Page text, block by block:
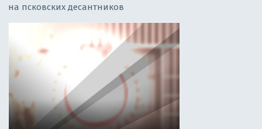
на псковских десантников